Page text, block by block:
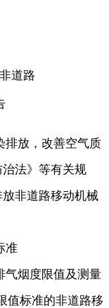
道路
排放 ，改善空气质
法》等有关规
非道路移动机械
准
气烟度限值及测量
值标准的非道路移